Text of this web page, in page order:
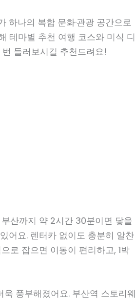
하나의 복합 문화·관광 공간으로
테마별 추천 여행 코스와 미식 디
들러보시길 추천드려요!
산까지 약 2시간 30분이면 닿을
어요. 렌터카 없이도 충분히 알찬
로 잡으면 이동이 편리하고, 1박
풍부해졌어요. 부산역 스토리웨